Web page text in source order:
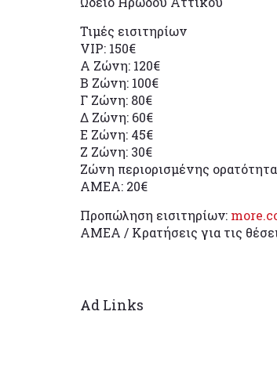
Τιμές εισιτηρίων
VIP: 150€
Α Ζώνη: 120€
Β Ζώνη: 100€
Γ Ζώνη: 80€
Δ Ζώνη: 60€
Ε Ζώνη: 45€
Ζ Ζώνη: 30€
Ζώνη περιορισμένης
ΑΜΕΑ: 20€
Προπώληση εισιτηρίων:
ΑΜΕΑ / Κρατήσεις για τις
Ad Links